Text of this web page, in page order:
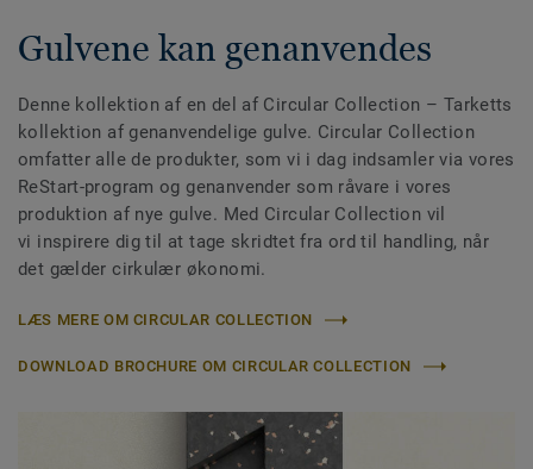
Gulvene kan genanvendes
Denne kollektion af en del af Circular Collection – Tarketts
kollektion af genanvendelige gulve. Circular Collection
omfatter alle de produkter, som vi i dag indsamler via vores
ReStart-program og genanvender som råvare i vores
produktion af nye gulve. Med Circular Collection vil
vi inspirere dig til at tage skridtet fra ord til handling, når
det gælder cirkulær økonomi.
LÆS MERE OM CIRCULAR COLLECTION
DOWNLOAD BROCHURE OM CIRCULAR COLLECTION